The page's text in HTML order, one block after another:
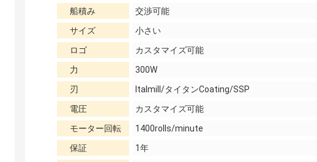
船積み
交渉可能
サイズ
小さい
ロゴ
カスタマイズ可能
力
300W
刃
Italmill/タイタンCoating/SSP
電圧
カスタマイズ可能
モーター回転
1400rolls/minute
保証
1年